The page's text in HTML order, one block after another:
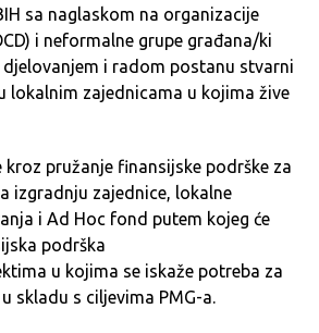
sa naglaskom na organizacije
i neformalne grupe građana/ki
djelovanjem i radom postanu stvarni
lokalnim zajednicama u kojima žive
kroz pružanje finansijske podrške za
izgradnju zajednice, lokalne
i Ad Hoc fond putem kojeg će
podrška
u kojima se iskaže potreba za
skladu s ciljevima PMG-a.